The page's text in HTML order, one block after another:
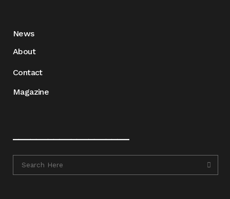
News
About
Contact
Magazine